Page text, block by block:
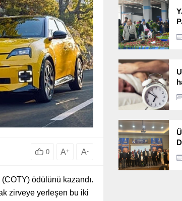
0 A+ A-
ödülünü kazandı.
zirveye yerleşen bu iki